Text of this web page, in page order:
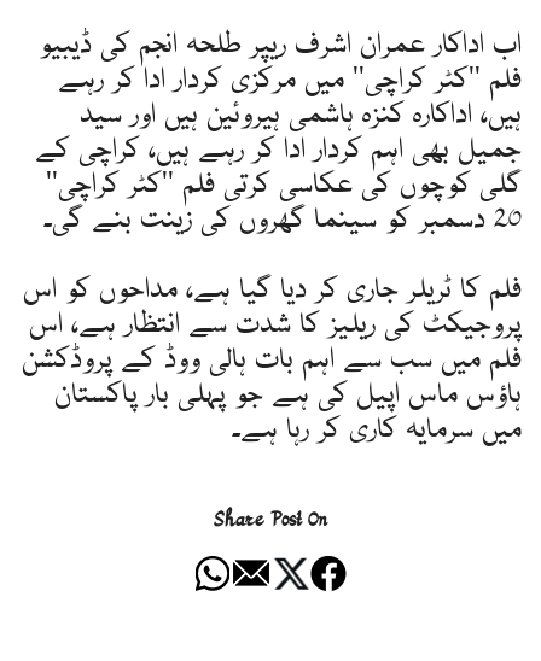
اب اداکار عمران اشرف ریپر طلحہ انجم کی ڈیبیو
فلم ''کٹر کراچی'' میں مرکزی کردار ادا کر رہے
ہیں، اداکارہ کنزہ ہاشمی ہیروئین ہیں اور سید
جمیل بھی اہم کردار ادا کر رہے ہیں، کراچی کے
گلی کوچوں کی عکاسی کرتی فلم ''کٹر کراچی''
20 دسمبر کو سینما گھروں کی زینت بنے گی۔
فلم کا ٹریلر جاری کر دیا گیا ہے، مداحوں کو اس
پروجیکٹ کی ریلیز کا شدت سے انتظار ہے، اس
فلم میں سب سے اہم بات ہالی ووڈ کے پروڈکشن
ہاؤس ماس اپیل کی ہے جو پہلی بار پاکستان
میں سرمایہ کاری کر رہا ہے۔
Share Post On